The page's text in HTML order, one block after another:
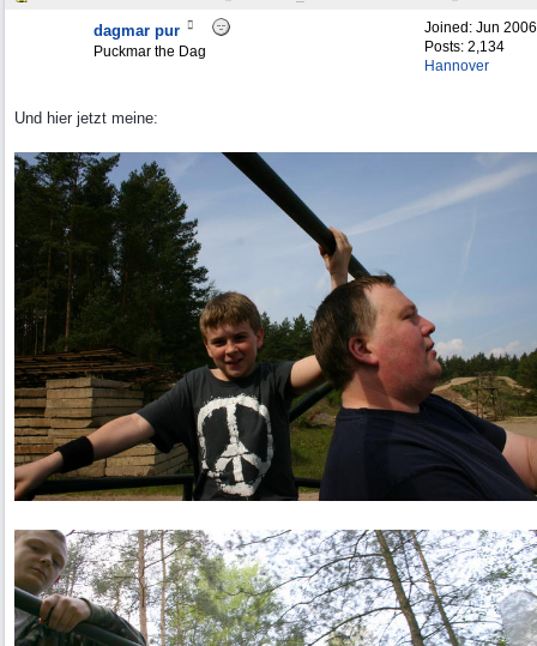
Joined: Jun 2006
Posts: 2,134
Hannover
dagmar pur
Puckmar the Dag
Und hier jetzt meine: